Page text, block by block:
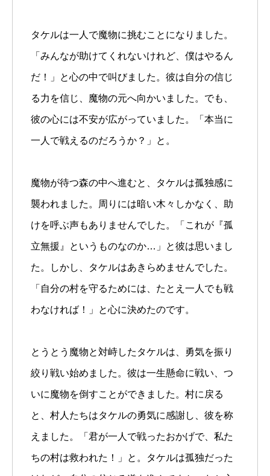
タケルは一人で魔物に挑むことになりました。
「みんなが助けてくれないけれど、僕はやるん
だ！」と心の中で叫びました。彼は自分の信じ
る力を信じ、魔物の元へ向かいました。でも、
彼の心には不安が広がっていました。「本当に
一人で戦えるのだろうか？」と。
魔物が待つ森の中へ進むと、タケルは孤独感に
襲われました。周りには暗い木々しかなく、助
けを呼ぶ声もありませんでした。「これが『孤
立無援』というものなのか…」と彼は思いまし
た。しかし、タケルはあきらめませんでした。
「自分の村を守るためには、たとえ一人でも戦
わなければ！」と心に決めたのです。
とうとう魔物と対峙したタケルは、勇気を振り
絞り戦い始めました。彼は一生懸命に戦い、つ
いに魔物を倒すことができました。村に戻る
と、村人たちはタケルの勇気に感謝し、彼を称
えました。「君が一人で戦ったおかげで、私た
ちの村は救われた！」と。タケルは孤独だった